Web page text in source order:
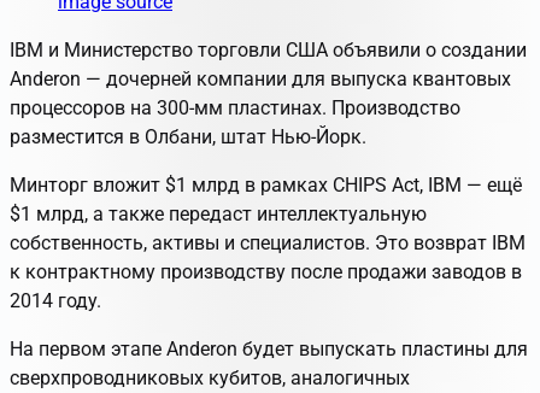
IBM и Министерство торговли США объявили о создании
Anderon — дочерней компании для выпуска квантовых
процессоров на 300-мм пластинах. Производство
разместится в Олбани, штат Нью-Йорк.
Минторг вложит $1 млрд в рамках CHIPS Act, IBM — ещё
$1 млрд, а также передаст интеллектуальную
собственность, активы и специалистов. Это возврат IBM
к контрактному производству после продажи заводов в
2014 году.
На первом этапе Anderon будет выпускать пластины для
сверхпроводниковых кубитов, аналогичных